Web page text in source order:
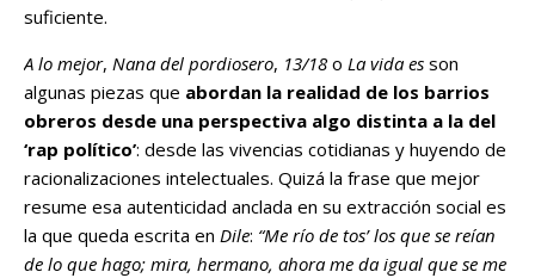
suficiente.
A lo mejor, Nana del pordiosero, 13/18 o La vida es son
algunas piezas que abordan la realidad de los barrios
obreros desde una perspectiva algo distinta a la del
‘rap político’: desde las vivencias cotidianas y huyendo de
racionalizaciones intelectuales. Quizá la frase que mejor
resume esa autenticidad anclada en su extracción social es
la que queda escrita en Dile: “Me río de tos’ los que se reían
de lo que hago; mira, hermano, ahora me da igual que se me